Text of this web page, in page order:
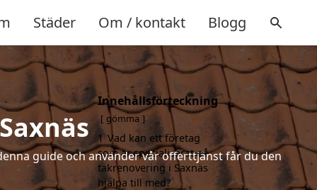
Städer Om / kontakt Blogg
guide och använder vår offerttjänst får du den
Innehållsförteckning
gömma
1 Vad kan ett företag
som är specialiserat på
takrenovering i Saxnäs
hjälpa till med?